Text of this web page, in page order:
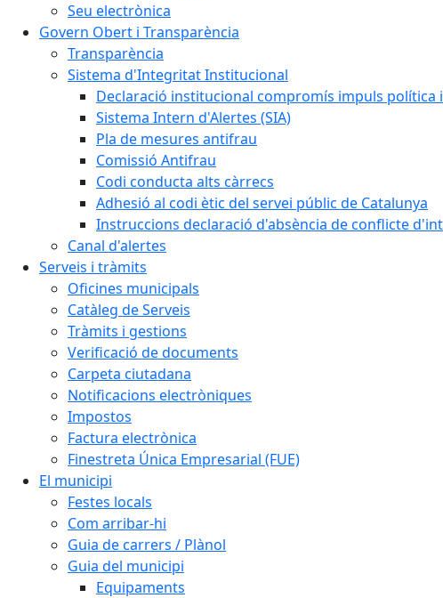
Seu electrònica
Govern Obert i Transparència
Transparència
Sistema d'Integritat Institucional
Declaració institucional compromís impuls
Sistema Intern d'Alertes (SIA)
Pla de mesures antifrau
Comissió Antifrau
Codi conducta alts càrrecs
Adhesió al codi ètic del servei públic de Catalunya
Instruccions declaració d'absència de conflicte
Canal d'alertes
Serveis i tràmits
Oficines municipals
Catàleg de Serveis
Tràmits i gestions
Verificació de documents
Carpeta ciutadana
Notificacions electròniques
Impostos
Factura electrònica
Finestreta Única Empresarial (FUE)
El municipi
Festes locals
Com arribar-hi
Guia de carrers / Plànol
Guia del municipi
Equipaments